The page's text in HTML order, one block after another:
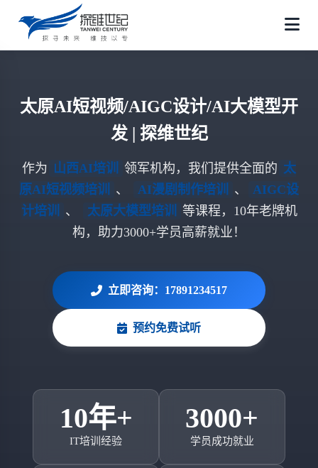
太原AI短视频/AIGC设计/AI大模型开
发 | 探维世纪
作为 山西AI培训 领军机构，我们提供全面的 太
原AI短视频培训
、 AI漫剧制作培训 、
AIGC设
计培训
、 太原大模型培训 等课程，10年老牌机
构，助力3000+学员高薪就业！
立即咨询：17891234517
预约免费试听
10年+
IT培训经验
3000+
学员成功就业